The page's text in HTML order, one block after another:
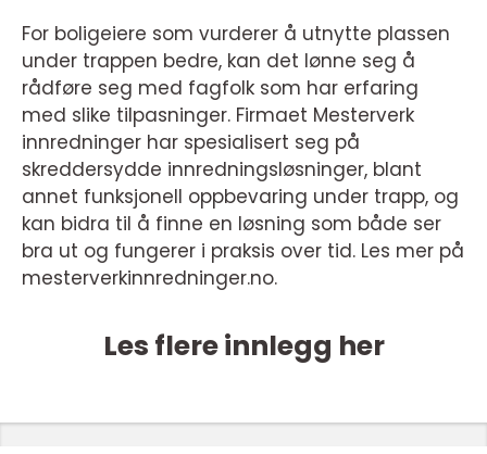
For boligeiere som vurderer å utnytte plassen
under trappen bedre, kan det lønne seg å
rådføre seg med fagfolk som har erfaring
med slike tilpasninger. Firmaet Mesterverk
innredninger har spesialisert seg på
skreddersydde innredningsløsninger, blant
annet funksjonell oppbevaring under trapp, og
kan bidra til å finne en løsning som både ser
bra ut og fungerer i praksis over tid. Les mer på
mesterverkinnredninger.no.
Les flere innlegg her